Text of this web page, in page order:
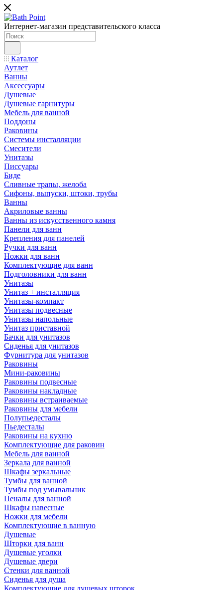
Интернет-магазин представительского класса
Каталог
Аутлет
Ванны
Аксессуары
Душевые
Душевые гарнитуры
Мебель для ванной
Поддоны
Раковины
Системы инсталляции
Смесители
Унитазы
Писсуары
Биде
Сливные трапы, желоба
Сифоны, выпуски, штоки, трубы
Ванны
Акриловые ванны
Ванны из искусственного камня
Панели для ванн
Крепления для панелей
Ручки для ванн
Ножки для ванн
Комплектующие для ванн
Подголовники для ванн
Унитазы
Унитаз + инсталляция
Унитазы-компакт
Унитазы подвесные
Унитазы напольные
Унитаз приставной
Бачки для унитазов
Сиденья для унитазов
Фурнитура для унитазов
Раковины
Мини-раковины
Раковины подвесные
Раковины накладные
Раковины встраиваемые
Раковины для мебели
Полупьедесталы
Пьедесталы
Раковины на кухню
Комплектующие для раковин
Мебель для ванной
Зеркала для ванной
Шкафы зеркальные
Тумбы для ванной
Тумбы под умывальник
Пеналы для ванной
Шкафы навесные
Ножки для мебели
Комплектующие в ванную
Душевые
Шторки для ванн
Душевые уголки
Душевые двери
Стенки для ванной
Сиденья для душа
Комплектующие для душевых шторок